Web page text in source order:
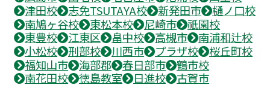
津田校
志免TSUTAYA校 新発田市
樋ノ口校
南鳩ヶ谷校
東松本校 尼崎市
祇園校
東豊校
江東区 畠中校 高槻市
南浦和辻校
小松校
刑部校 川西市 プラザ校
桜丘町校
福知山市
海部郡 春日部市
鶴市校
南花田校
徳島教室 日進校
古賀市